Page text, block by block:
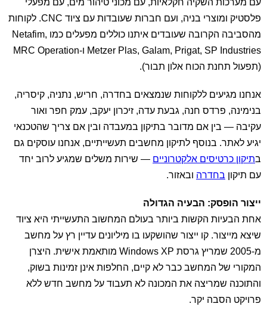
עם מערכות השקיה חקלאיות, עם מכוני טיהור מים, עם מפעלי
פלסטיק ומוצרי בניה, ועם חברות שעובדות עם ציוד CNC. לקוחות
מהסביבה הקרובה שעובדים איתנו כוללים מפעלים כמו Netafim,
Metzer Plas, Galam, Prigat, SP Industries ו-MRC Operation
(תפעול תחנת הכוח אלון תבור).
אנחנו מגיעים ללקוחות שנמצאים בחדרה, חריש, נתניה, קיסריה,
בנימינה, פרדס חנה, גבעת עדה, זיכרון יעקב, עמק חפר ואור
עקיבה — בין אם מדובר בתיקון במעבדה ובין אם צריך שהטכנאי
יגיע לאתר. בנוסף לתיקון מחשבים תעשייתיים, אנחנו עוסקים גם
בתיקון כרטיסים אלקטרוניים — שירות משלים שמגיע לרוב יחד
עם תיקון בחדרה ובאזור.
ייצור הופסק: הבעיה הגדולה
אחת הבעיות הקשות ביותר בעולם המחשוב התעשייתי היא ציוד
שיצא מייצור. קו ייצור שהושקעו בו מיליונים עדיין רץ על מחשב
מ-2005 שמריץ גרסת Windows XP מותאמת אישית. היצרן
המקורי של המחשב כבר לא קיים, החלפות אינן זמינות בשוק,
והתוכנה שמריצה את המכונה לא תעבוד על מחשב חדש ללא
פרויקט הסבה יקר.